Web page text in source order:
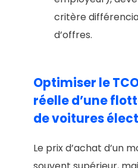
critère
d’offres.
Optimiser le
réelle d’une
de voitures
Le prix d’achat d’un